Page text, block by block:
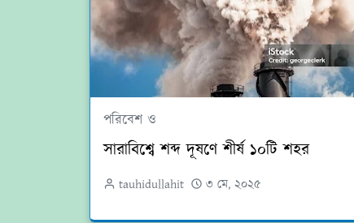
পরিবেশ ও
সারাবিশ্বে শব্দ দূষণে শীর্ষ ১০টি শহর
tauhidullahit ৩ মে, ২০২৫